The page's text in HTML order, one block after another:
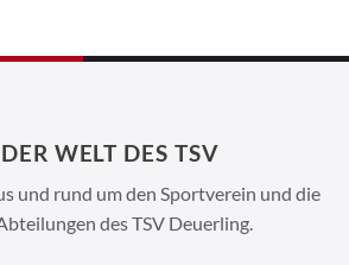
WELT DES TSV
und rund um den Sportverein und die
des TSV Deuerling.